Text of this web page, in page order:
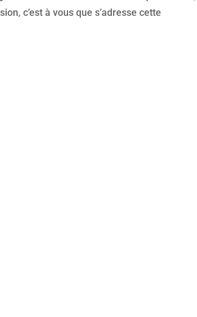
c’est à vous que s’adresse cette